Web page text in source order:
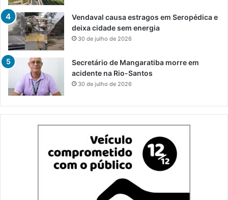
Vendaval causa estragos em Seropédica e
deixa cidade sem energia
30 de julho de 2026
Secretário de Mangaratiba morre em
acidente na Rio-Santos
30 de julho de 2026